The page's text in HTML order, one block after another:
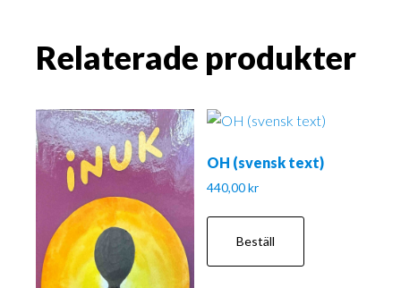
Relaterade produkter
OH (svensk text)
440,00kr
Beställ